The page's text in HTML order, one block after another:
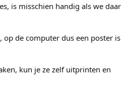
is misschien handig als we daar
de computer dus een poster is
kun je ze zelf uitprinten en